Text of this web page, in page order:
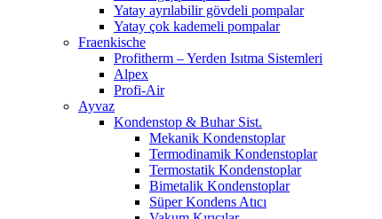
Yatay ayrılabilir gövdeli pompalar
Yatay çok kademeli pompalar
Fraenkische
Profitherm – Yerden Isıtma Sistemleri
Alpex
Profi-Air
Ayvaz
Kondenstop & Buhar Sist.
Mekanik Kondenstoplar
Termodinamik Kondenstoplar
Termostatik Kondenstoplar
Bimetalik Kondenstoplar
Süper Kondens Atıcı